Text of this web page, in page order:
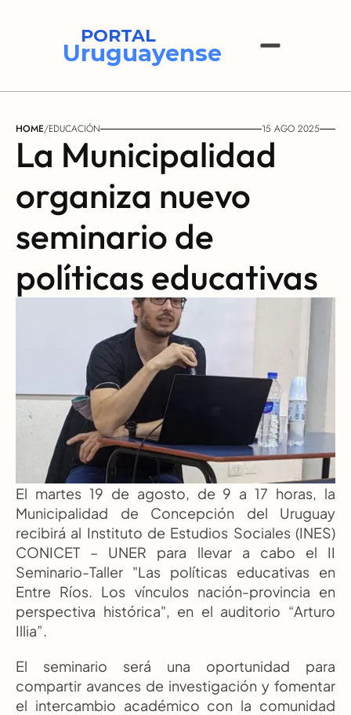
PORTAL
Uruguayense
HOME/EDUCACIÓN 15 AGO 2025
La Municipalidad
organiza nuevo
seminario de
políticas educativas
El martes 19 de agosto, de 9 a 17 horas, la
Municipalidad de Concepción del Uruguay
recibirá al Instituto de Estudios Sociales (INES)
CONICET – UNER para llevar a cabo el II
Seminario-Taller "Las políticas educativas en
Entre Ríos. Los vínculos nación-provincia en
perspectiva histórica", en el auditorio “Arturo
Illia”.
El seminario será una oportunidad para
compartir avances de investigación y fomentar
el intercambio académico con la comunidad